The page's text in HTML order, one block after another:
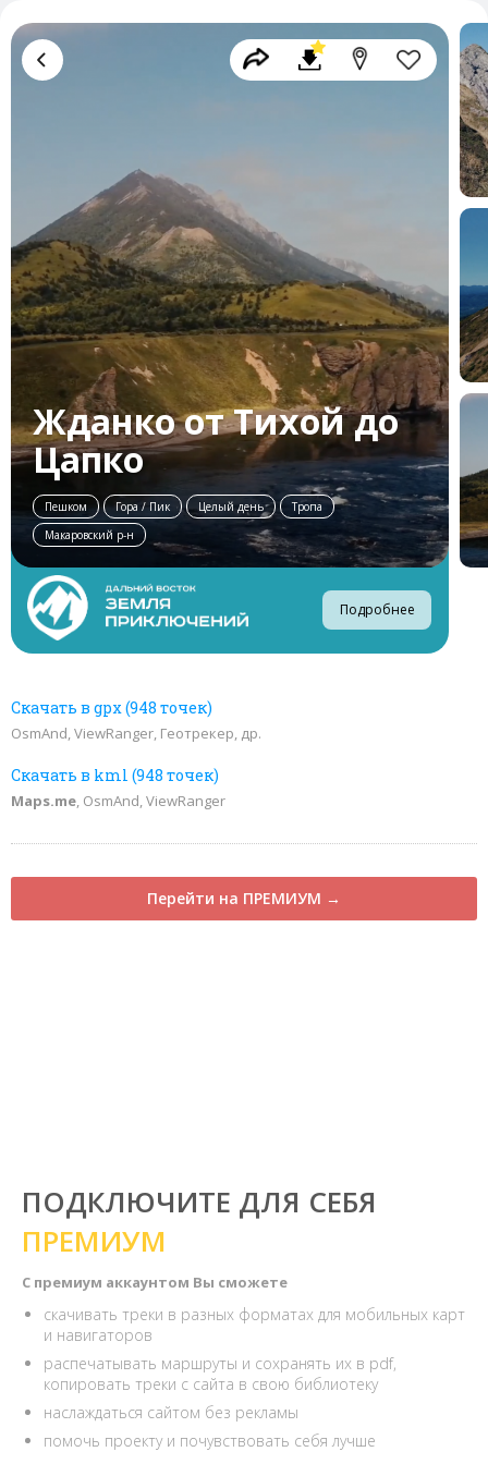
Жданко от Тихой до
Цапко
Пешком Гора / Пик Целый день
Тропа
Макаровский р-н
Подробнее
Скачать в gpx (948 точек)
OsmAnd, ViewRanger, Геотрекер, др.
Скачать в kml (948 точек)
Maps.me, OsmAnd, ViewRanger
Перейти на ПРЕМИУМ →
ПОДКЛЮЧИТЕ ДЛЯ СЕБЯ
ПРЕМИУМ
С премиум аккаунтом Вы сможете
скачивать треки в разных форматах для мобильных карт
и навигаторов
распечатывать маршруты и сохранять их в pdf,
копировать треки с сайта в свою библиотеку
наслаждаться сайтом без рекламы
помочь проекту и почувствовать себя лучше